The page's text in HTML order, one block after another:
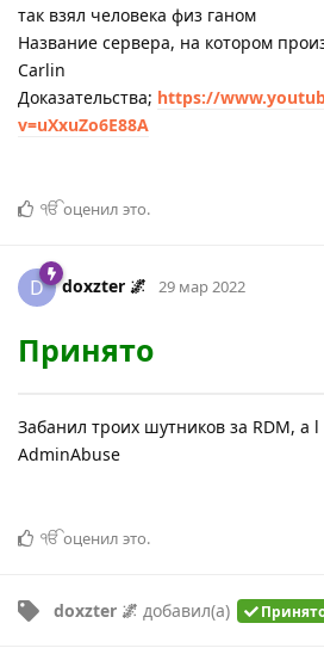
так взял человека физ ганом
Название сервера, на котором
Carlin
Доказательства; https://
v=uXxuZo6E88A
ੴоценил это.
D doxzter 🌌 29 мар 2022
Принято
Забанил троих шутников за RDM, а
AdminAbuse
ੴоценил это.
doxzter 🌌 добавил(а)